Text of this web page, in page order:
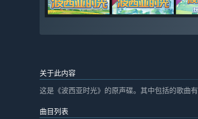
关于此内容
这是《波西亚时光》的原声碟。其中包括的歌曲有
曲目列表